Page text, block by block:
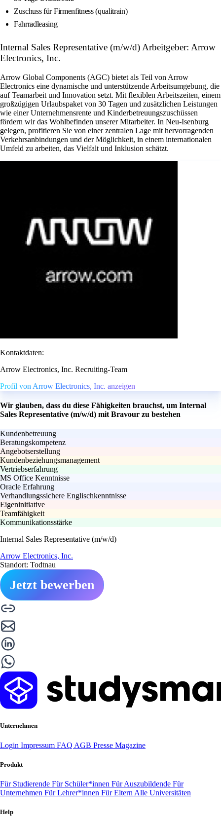
Zuschuss für Firmenfitness (qualitrain)
Fahrradleasing
Internal Sales Representative (m/w/d) Arbeitgeber: Arrow
Electronics, Inc.
Arrow Global Components (AGC) bietet als Teil von Arrow
Electronics eine dynamische und unterstützende Arbeitsumgebung, die
auf Teamarbeit und Innovation setzt. Mit flexiblen Arbeitszeiten, einem
großzügigen Urlaubspaket von 30 Tagen und zusätzlichen Leistungen
wie einer Unternehmensrente und Kinderbetreuungszuschüssen
fördern wir das Wohlbefinden unserer Mitarbeiter. In Neu-Isenburg
gelegen, profitieren Sie von einer zentralen Lage mit hervorragenden
Verkehrsanbindungen und der Möglichkeit, in einem internationalen
Umfeld zu arbeiten, das Vielfalt und Inklusion schätzt.
Kontaktdaten:
Arrow Electronics, Inc. Recruiting-Team
Profil von Arrow Electronics, Inc. anzeigen
Wir glauben, dass du diese Fähigkeiten brauchst, um Internal
Sales Representative (m/w/d) mit Bravour zu bestehen
Kundenbetreuung
Beratungskompetenz
Angebotserstellung
Kundenbeziehungsmanagement
Vertriebserfahrung
MS Office Kenntnisse
Oracle Erfahrung
Verhandlungssichere Englischkenntnisse
Eigeninitiative
Teamfähigkeit
Kommunikationsstärke
Internal Sales Representative (m/w/d)
Arrow Electronics, Inc.
Standort: Todtnau
Jetzt bewerben
Unternehmen
Login Impressum FAQ AGB Presse Magazine
Produkt
Für Studierende Für Schüler*innen Für Auszubildende Für
Unternehmen Für Lehrer*innen Für Eltern Alle Universitäten
Help